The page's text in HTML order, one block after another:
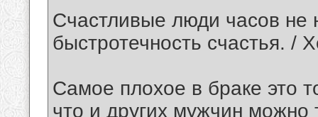
Счастливые люди часов не
быстротечность счастья. /
Самое плохое в браке это
что и других мужчин можно